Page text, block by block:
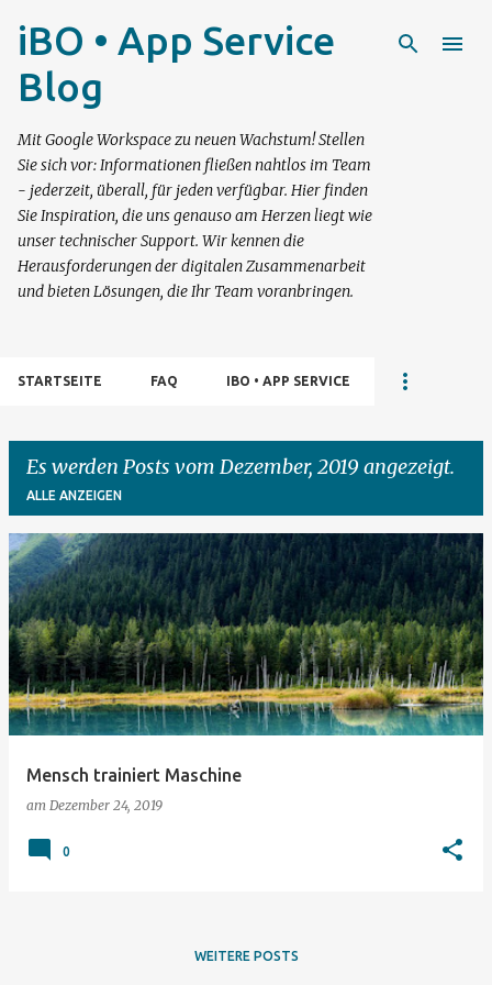
Direkt zum Hauptbereich
iBO • App Service
Blog
Mit Google Workspace zu neuen Wachstum! Stellen
Sie sich vor: Informationen fließen nahtlos im Team
- jederzeit, überall, für jeden verfügbar. Hier finden
Sie Inspiration, die uns genauso am Herzen liegt wie
unser technischer Support. Wir kennen die
Herausforderungen der digitalen Zusammenarbeit
und bieten Lösungen, die Ihr Team voranbringen.
STARTSEITE FAQ IBO • APP SERVICE
Es werden Posts vom Dezember, 2019 angezeigt.
ALLE ANZEIGEN
P
o
s
s
Mensch trainiert Maschine
am Dezember 24, 2019
0
WEITERE POSTS